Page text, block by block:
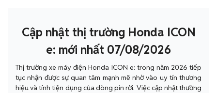
Cập nhật thị trường Honda ICON
e: mới nhất 07/08/2026
Thị trường xe máy điện Honda ICON e: trong năm 2026 tiếp
tục nhận được sự quan tâm mạnh mẽ nhờ vào uy tín thương
hiệu và tính tiện dụng của dòng pin rời. Việc cập nhật thường